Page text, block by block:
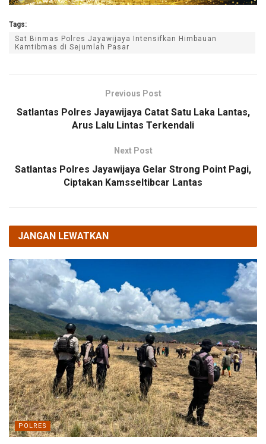
Tags:
Sat Binmas Polres Jayawijaya Intensifkan Himbauan
Kamtibmas di Sejumlah Pasar
Previous Post
Satlantas Polres Jayawijaya Catat Satu Laka Lantas,
Arus Lalu Lintas Terkendali
Next Post
Satlantas Polres Jayawijaya Gelar Strong Point Pagi,
Ciptakan Kamsseltibcar Lantas
JANGAN LEWATKAN
POLRES